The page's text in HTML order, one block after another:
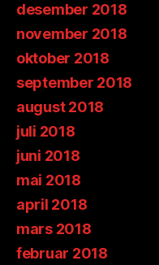
desember 2018
november 2018
oktober 2018
september 2018
august 2018
juli 2018
juni 2018
mai 2018
april 2018
mars 2018
februar 2018